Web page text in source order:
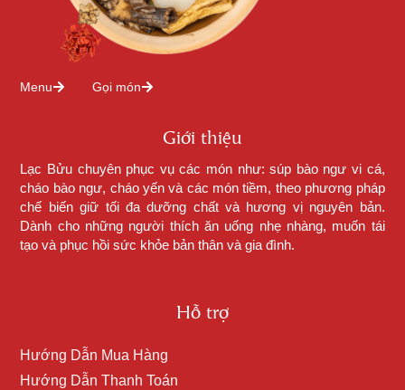
Menu Gọi món
Giới thiệu
Lạc Bửu chuyên phục vụ các món như: súp bào ngư vi cá,
cháo bào ngư, cháo yến và các món tiềm, theo phương pháp
chế biến giữ tối đa dưỡng chất và hương vị nguyên bản.
Dành cho những người thích ăn uống nhẹ nhàng, muốn tái
tạo và phục hồi sức khỏe bản thân và gia đình.
Hỗ trợ
Hướng Dẫn Mua Hàng
Hướng Dẫn Thanh Toán